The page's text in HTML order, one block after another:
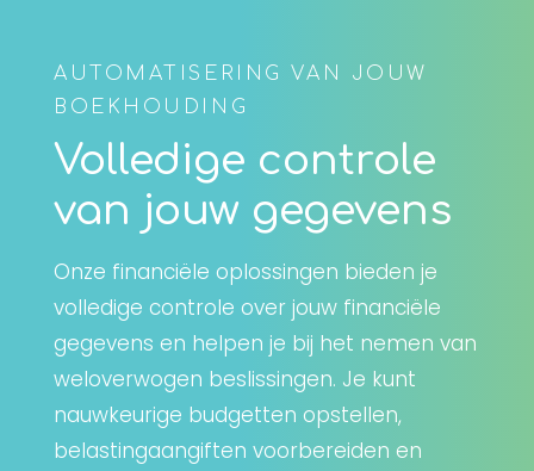
AUTOMATISERING VAN JOUW
BOEKHOUDING
Volledige controle
van jouw gegevens
Onze financiële oplossingen bieden je
volledige controle over jouw financiële
gegevens en helpen je bij het nemen van
weloverwogen beslissingen. Je kunt
nauwkeurige budgetten opstellen,
belastingaangiften voorbereiden en